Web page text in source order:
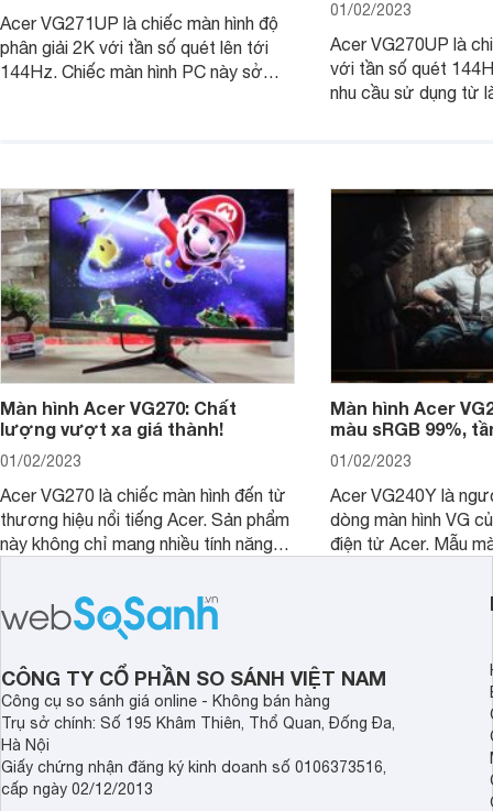
Acer VG271UP là chiếc màn hình độ
phân giải 2K với tần số quét lên tới
144Hz. Chiếc màn hình PC này sở
01/02/2023
Acer VG270UP là
với tần số quét
nhu cầu sử dụng từ
hình này để thấy
mà nó mang lại
Màn hình Acer VG270: Chất
lượng vượt xa giá thành!
01/02/2023
Acer VG270 là chiếc màn hình đến từ
thương hiệu nổi tiếng Acer. Sản phẩm
này không chỉ mang nhiều tính năng
còn có thiết kế ổn, với cấu hình tốt và
mức giá lại cực hời. Vậy chúng ta hãy
cùng tìm hiểu kỹ hơn về sản phẩm
màn hình này thông qua bài viết ngay
nhé!
Màn hình Acer
màu sRGB 99%,
01/02/2023
Acer VG240Y là
dòng màn hình VG
điện tử Acer. Mẫu
nhu cầu chuyên
lại có chi phí đầu tư
CÔNG TY CỔ PHẦN SO SÁNH VIỆT NAM
Công cụ so sánh giá online - Không bán hàng
Trụ sở chính: Số 195 Khâm Thiên, Thổ Quan, Đống Đa,
Hà Nội
Giấy chứng nhận đăng ký kinh doanh số 0106373516,
cấp ngày 02/12/2013